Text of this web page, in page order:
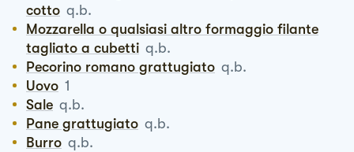
cotto q.b.
Mozzarella o qualsiasi altro formaggio filante
tagliato a cubetti q.b.
Pecorino romano grattugiato q.b.
Uovo 1
Sale q.b.
Pane grattugiato q.b.
Burro q.b.